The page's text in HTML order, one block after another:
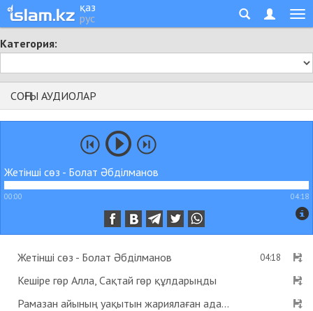
қаз
рус
Категория:
СОҢҒЫ АУДИОЛАР
Жетінші сөз - Болат Әбділманов
00:00 04:18
Жетінші сөз - Болат Әбділманов 04:18
Кешіре гөр Алла, Сақтай гөр құлдарыңды
Рамазан айының уақытын жариялаған адам пейіштік деген хадис бар ма? - Абдусамат Қасым